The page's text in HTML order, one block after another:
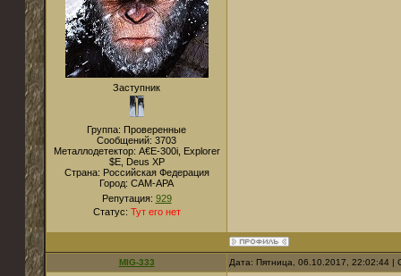
Заступник
Группа: Проверенные
Сообщений: 3703
Металлодетектор: A€E-300i, Explorer
$E, Deus XP
Страна: Российская Федерация
Город: САМ-АРА
Репутация: 929
Статус: Тут его нет
MIG-333 Дата: Пятница, 06.10.2017, 22:02:44